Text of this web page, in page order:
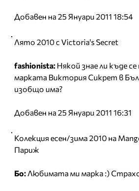
Добавен на 25 Януари 2011 18:54
Лято 2010 с Victoria's Secret
fashionista: Някой знае ли къде
марката Виктория Сикрет в
изобщо има?
Добавен на 25 Януари 2011 16:31
Колекция есен/зима 2010 на
Париж
Бо: Любимата ми марка :)